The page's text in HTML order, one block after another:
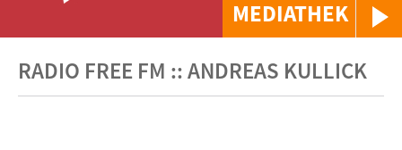
MEDIATHEK
RADIO FREE FM :: ANDREAS KULLICK